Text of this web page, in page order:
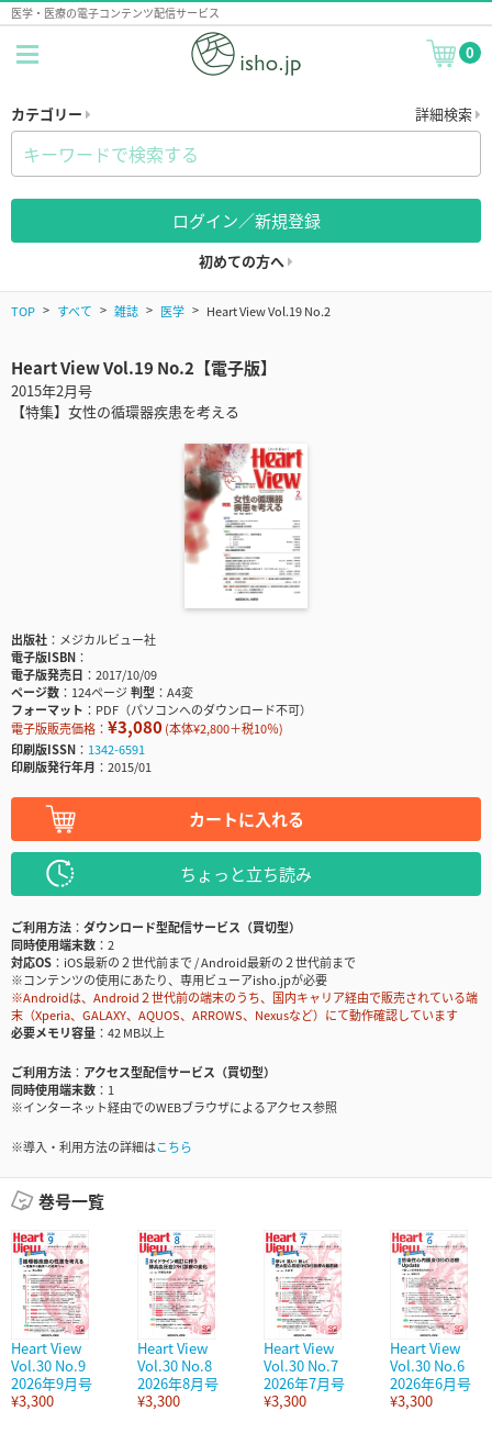
医学・医療の電子コンテンツ配信サービス
0
カテゴリー 詳細検索
ログイン／新規登録
初めての方へ
TOP すべて 雑誌 医学 Heart View Vol.19 No.2
Heart View Vol.19 No.2【電子版】
2015年2月号
【特集】女性の循環器疾患を考える
出版社
メジカルビュー社
電子版ISBN
電子版発売日
2017/10/09
ページ数
124ページ判型
A4変
フォーマット
PDF（パソコンへのダウンロード不可）
電子版販売価格： ¥3,080(本体¥2,800＋税10％)
印刷版ISSN
1342-6591
印刷版発行年月
2015/01
カートに入れる
ちょっと立ち読み
ご利用方法
ダウンロード型配信サービス（買切型）
同時使用端末数
2
対応OS
iOS最新の２世代前まで / Android最新の２世代前まで
※コンテンツの使用にあたり、専用ビューアisho.jpが必要
※Androidは、Android２世代前の端末のうち、国内キャリア経由で販売されている端
末（Xperia、GALAXY、AQUOS、ARROWS、Nexusなど）にて動作確認しています
必要メモリ容量
42 MB以上
ご利用方法
アクセス型配信サービス（買切型）
同時使用端末数
1
※インターネット経由でのWEBブラウザによるアクセス参照
※導入・利用方法の詳細はこちら
巻号一覧
Heart View
Vol.30 No.9
2026年9月号
¥3,300
Heart View
Vol.30 No.8
2026年8月号
¥3,300
Heart View
Vol.30 No.7
2026年7月号
¥3,300
Heart View
Vol.30 No.6
2026年6月号
¥3,300